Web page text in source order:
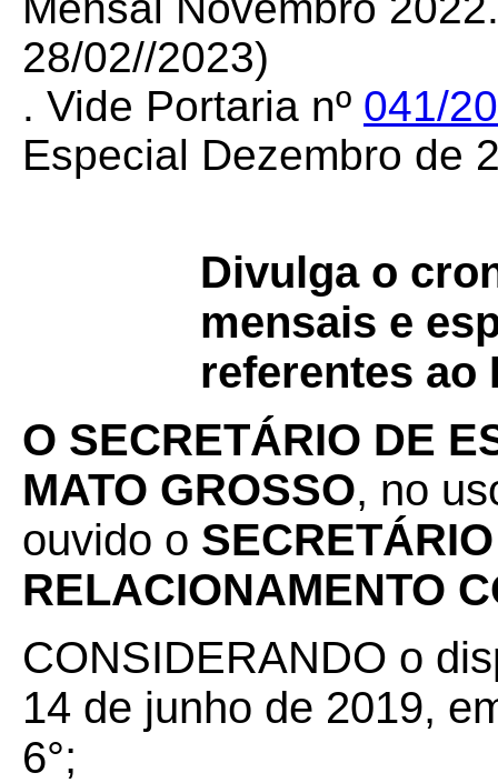
28/02//2023)
. Vide Portaria nº 041/
Especial Dezembro de
Divulga o
mensais e
referentes ao
O SECRETÁRIO DE
MATO GROSSO, no
ouvido o
RELACIONAMENTO
CONSIDERANDO o
14 de junho de 2019,
6°;